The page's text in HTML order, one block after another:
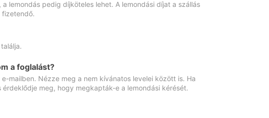
lemondás pedig díjköteles lehet. A lemondási díjat a szállás
fizetendő.
a foglalást?
mailben. Nézze meg a nem kívánatos levelei között is. Ha
meg, hogy megkapták-e a lemondási kérését.